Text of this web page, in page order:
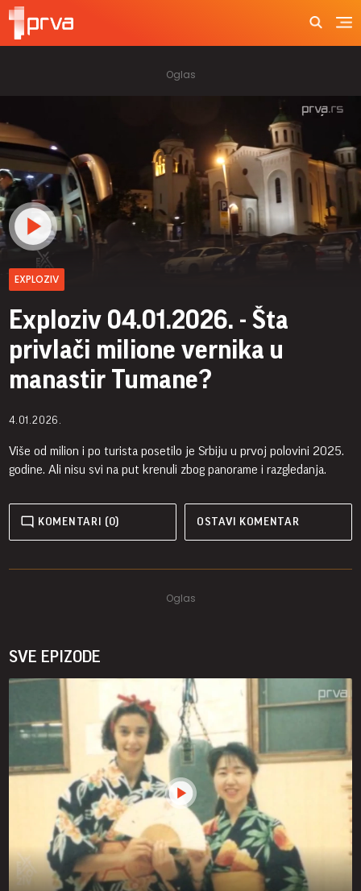
EXPLOZIV
Exploziv 04.01.2026. - Šta
privlači milione vernika u
manastir Tumane?
4.01.2026.
Više od milion i po turista posetilo je Srbiju u prvoj polovini 2025.
godine. Ali nisu svi na put krenuli zbog panorame i razgledanja.
KOMENTARI (0) OSTAVI KOMENTAR
SVE EPIZODE